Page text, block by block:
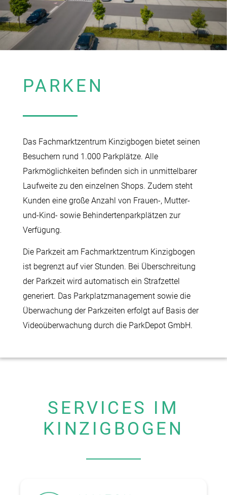
PARKEN
Das Fachmarktzentrum Kinzigbogen bietet seinen
Besuchern rund 1.000 Parkplätze. Alle
Parkmöglichkeiten befinden sich in unmittelbarer
Laufweite zu den einzelnen Shops. Zudem steht
Kunden eine große Anzahl von Frauen-, Mutter-
und-Kind- sowie Behindertenparkplätzen zur
Verfügung.
Die Parkzeit am Fachmarktzentrum Kinzigbogen
ist begrenzt auf vier Stunden. Bei Überschreitung
der Parkzeit wird automatisch ein Strafzettel
generiert. Das Parkplatzmanagement sowie die
Überwachung der Parkzeiten erfolgt auf Basis der
Videoüberwachung durch die ParkDepot GmbH.
SERVICES IM
KINZIGBOGEN